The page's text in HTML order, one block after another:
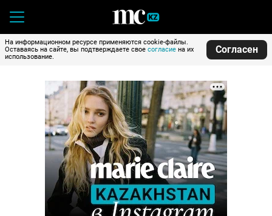
На информационном ресурсе применяются cookie-файлы.
Оставаясь на сайте, вы подтверждаете свое согласие на их
использование.
Согласен